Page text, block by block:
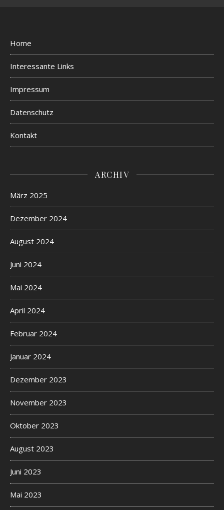
Home
Interessante Links
Impressum
Datenschutz
Kontakt
ARCHIV
März 2025
Dezember 2024
August 2024
Juni 2024
Mai 2024
April 2024
Februar 2024
Januar 2024
Dezember 2023
November 2023
Oktober 2023
August 2023
Juni 2023
Mai 2023